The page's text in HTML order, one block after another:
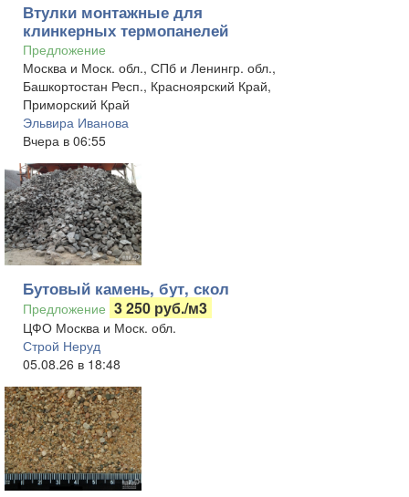
Втулки монтажные для
клинкерных термопанелей
Предложение
Москва и Моск. обл., СПб и Ленингр. обл.,
Башкортостан Респ., Красноярский Край,
Приморский Край
Эльвира Иванова
Вчера в 06:55
Бутовый камень, бут, скол
Предложение 3 250 руб./м3
ЦФО Москва и Моск. обл.
Строй Неруд
05.08.26 в 18:48